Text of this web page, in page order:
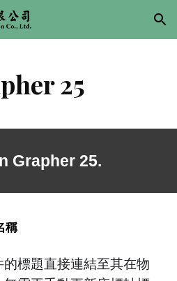
Skip to navigation
25
Grapher 25.
稱
標題直接連結至其在物